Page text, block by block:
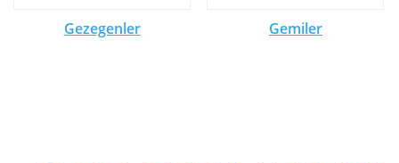
Gezegenler Gemiler